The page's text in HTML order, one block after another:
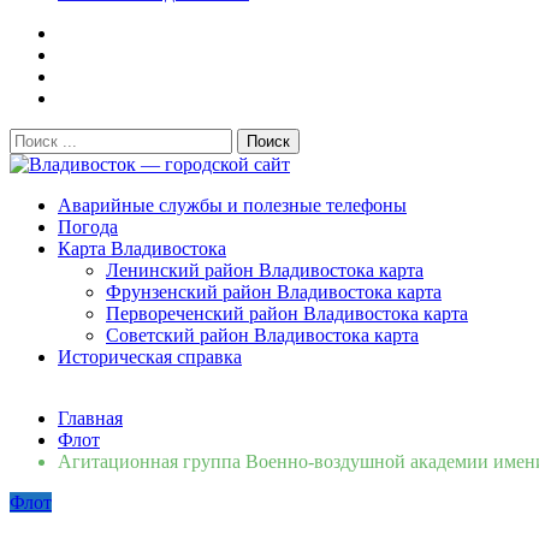
Поиск:
Владивосток — городской сайт
Аварийные службы и полезные телефоны
Погода
Карта Владивостока
Ленинский район Владивостока карта
Фрунзенский район Владивостока карта
Первореченский район Владивостока карта
Советский район Владивостока карта
Историческая справка
Сломалась бытовая техника во Владивостоке: как
Мобильная реклама на общественном транспорте: как
Главная
Флот
Агитационная группа Военно-воздушной академии
Флот